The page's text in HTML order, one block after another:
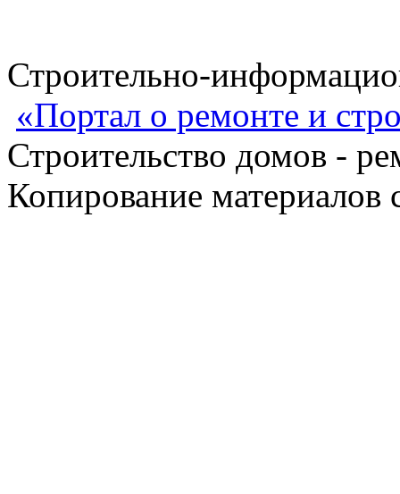
Строительно-
«Портал о ремонте и
Строительство домов -
Копирование материалов